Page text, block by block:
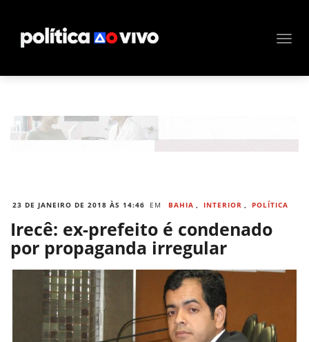
23 DE JANEIRO DE 2018 ÀS 14:46 EM BAHIA , INTERIOR , POLÍTICA
Irecê: ex-prefeito é condenado
por propaganda irregular